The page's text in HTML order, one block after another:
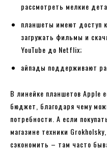
рассмотреть мелкие
планшеты имеют доступ
загружать фильмы и
YouTube до Netflix;
айпады поддерживают
В линейке планшетов Apple
бюджет, благодаря чему
потребности. А если
магазине техники
сэкономить – там часто